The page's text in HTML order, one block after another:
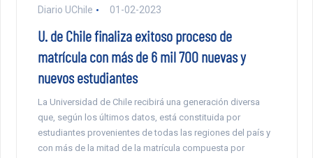
Diario UChile 01-02-2023
U. de Chile finaliza exitoso proceso de
matrícula con más de 6 mil 700 nuevas y
nuevos estudiantes
La Universidad de Chile recibirá una generación diversa
que, según los últimos datos, está constituida por
estudiantes provenientes de todas las regiones del país y
con más de la mitad de la matrícula compuesta por